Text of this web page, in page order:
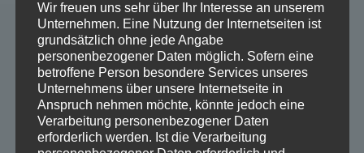
Wir freuen uns sehr über Ihr Interesse an unserem
Unternehmen. Eine Nutzung der Internetseiten ist
grundsätzlich ohne jede Angabe
personenbezogener Daten möglich. Sofern eine
betroffene Person besondere Services unseres
Unternehmens über unsere Internetseite in
Anspruch nehmen möchte, könnte jedoch eine
Verarbeitung personenbezogener Daten
erforderlich werden. Ist die Verarbeitung